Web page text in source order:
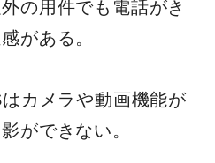
の用件でも電話がき
がある。
カメラや動画機能が
ができない。